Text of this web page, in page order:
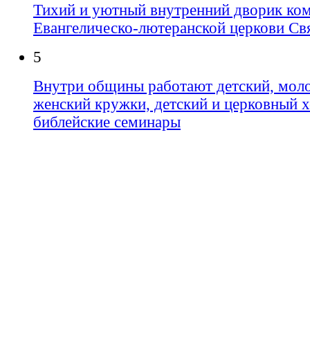
Тихий и уютный внутренний дворик
Евангелическо-лютеранской церкови
5
Внутри общины работают детский,
женский кружки, детский и церковный
библейские семинары